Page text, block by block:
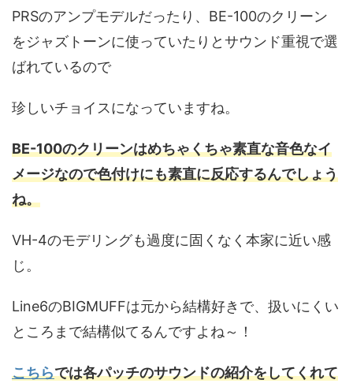
PRSのアンプモデルだったり、BE-100のクリーン
をジャズトーンに使っていたりとサウンド重視で選
ばれているので
珍しいチョイスになっていますね。
BE-100のクリーンはめちゃくちゃ素直な音色なイ
メージなので色付けにも素直に反応するんでしょう
ね。
VH-4のモデリングも過度に固くなく本家に近い感
じ。
Line6のBIGMUFFは元から結構好きで、扱いにくい
ところまで結構似てるんですよね～！
こちらでは各パッチのサウンドの紹介をしてくれて